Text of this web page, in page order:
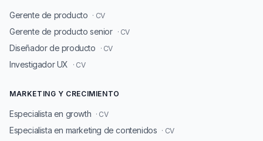
Gerente de producto · CV
Gerente de producto senior · CV
Diseñador de producto · CV
Investigador UX · CV
MARKETING Y CRECIMIENTO
Especialista en growth · CV
Especialista en marketing de contenidos · CV